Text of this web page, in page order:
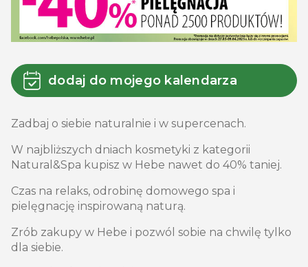
dodaj do mojego kalendarza
Zadbaj o siebie naturalnie i w supercenach.
W najbliższych dniach kosmetyki z kategorii
Natural&Spa kupisz w Hebe nawet do 40% taniej.
Czas na relaks, odrobinę domowego spa i
pielęgnację inspirowaną naturą.
Zrób zakupy w Hebe i pozwól sobie na chwilę tylko
dla siebie.